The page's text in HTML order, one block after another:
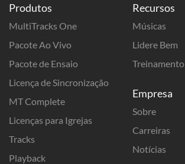
Produtos
MultiTracks One
Pacote Ao Vivo
Pacote de Ensaio
Licença de Sincronização
MT Complete
Licenças para Igrejas
Tracks
Playback
Recursos
Músicas
Lidere Bem
Treinamento
Empresa
Sobre
Carreiras
Notícias